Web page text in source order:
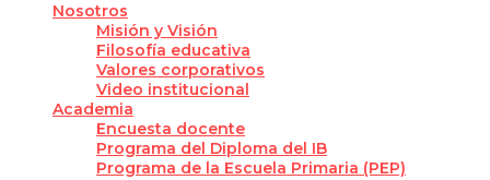
Nosotros
Misión y Visión
Filosofía educativa
Valores corporativos
Video institucional
Academia
Encuesta docente
Programa del Diploma del IB
Programa de la Escuela Primaria (PEP)